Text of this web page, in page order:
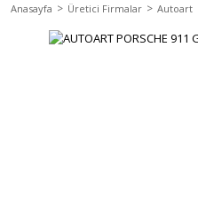
Anasayfa Üretici Firmalar Autoart